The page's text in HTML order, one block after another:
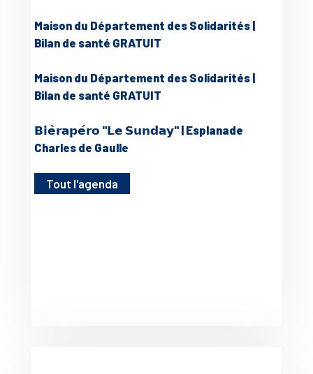
Maison du Département des Solidarités |
Bilan de santé GRATUIT
Maison du Département des Solidarités |
Bilan de santé GRATUIT
𝗕𝗶𝗲̀𝗿𝗮𝗽𝗲́𝗿𝗼 "𝗟𝗲 𝗦𝘂𝗻𝗱𝗮𝘆" | Esplanade
Charles de Gaulle
Tout l'agenda